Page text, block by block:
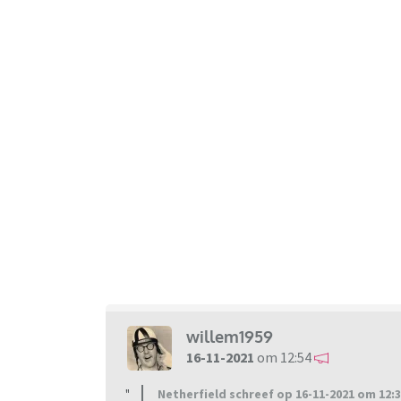
willem1959
16-11-2021 om 12:54
Netherfield schreef op 16-11-2021 om